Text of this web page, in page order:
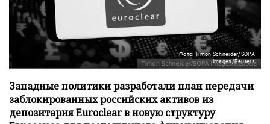
Фото: Timon Schneider/SOPA
Images/Reuters
Западные политики разработали план передачи
заблокированных российских активов из
депозитария Euroclear в новую структуру